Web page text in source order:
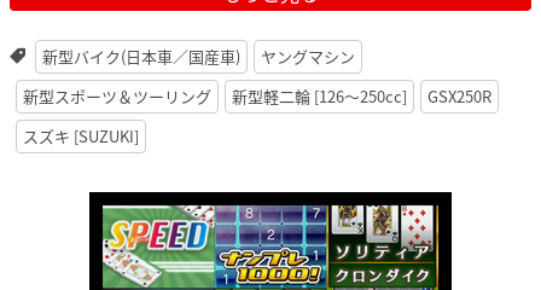
新型バイク(日本車／国産車)
ヤングマシン
新型スポーツ＆ツーリング
新型軽二輪 [126〜250cc]
GSX250R
スズキ [SUZUKI]